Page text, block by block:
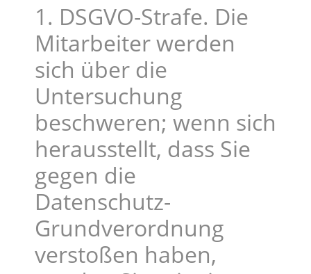
1. DSGVO-Strafe. Die
Mitarbeiter werden
sich über die
Untersuchung
beschweren; wenn sich
herausstellt, dass Sie
gegen die
Datenschutz-
Grundverordnung
verstoßen haben,